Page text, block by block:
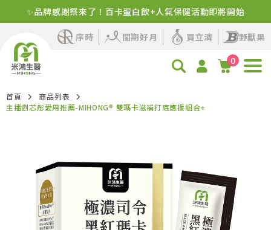
新客首購！明星商品+1元多1件
序時
閨期好月 買立清
野獸果
0
首頁
商品列表
主播劉芯彤愛用推薦-MIHONG® 雙瑪卡滋補打底應援組合+